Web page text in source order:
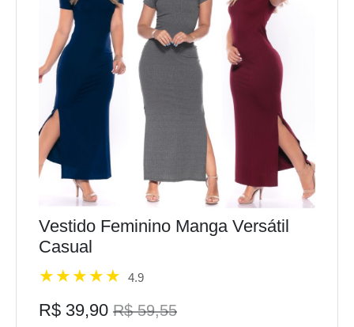
Vestido Feminino Manga Versátil
Casual
4.9
R$ 39,90 R$ 59,55